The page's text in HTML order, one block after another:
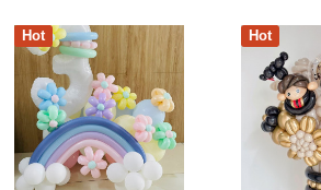
Hot Hot